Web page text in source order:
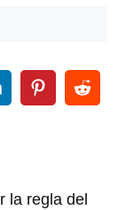
la regla del